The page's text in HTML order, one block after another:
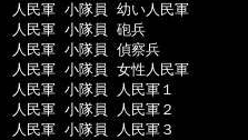
小隊員 幼い人民軍
民軍 小隊員 砲兵
軍 小隊員 偵察兵
軍 小隊員 女性人民軍
人民軍 小隊員 人民軍１
小隊員 人民軍２
民軍 小隊員 人民軍３